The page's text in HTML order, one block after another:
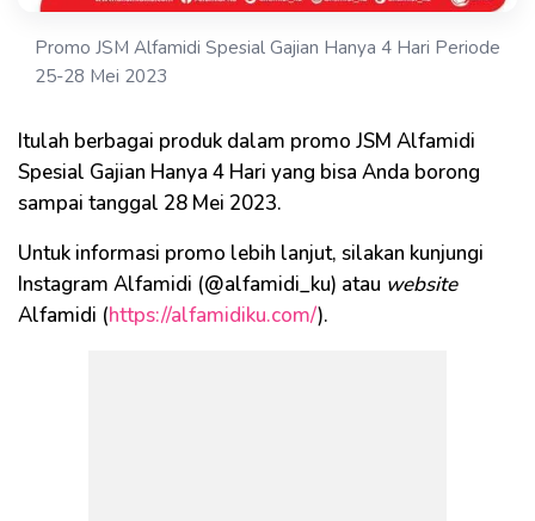
Promo JSM Alfamidi Spesial Gajian Hanya 4 Hari Periode
25-28 Mei 2023
Itulah berbagai produk dalam promo JSM Alfamidi
Spesial Gajian Hanya 4 Hari yang bisa Anda borong
sampai tanggal 28 Mei 2023.
Untuk informasi promo lebih lanjut, silakan kunjungi
Instagram Alfamidi (@alfamidi_ku) atau website
Alfamidi (https://alfamidiku.com/).